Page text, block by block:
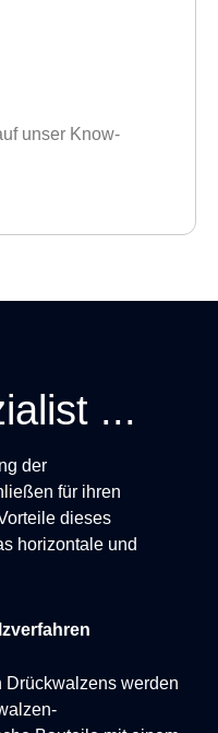
unser Know-
...
der
für ihren
dieses
horizontale und
Drückwalzens werden